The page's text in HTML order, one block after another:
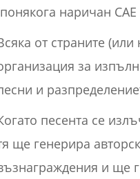
наричан
от страните
за
и
песента се
ще генерира
и ще